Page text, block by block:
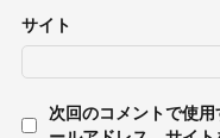
サイト
次回のコメントで使